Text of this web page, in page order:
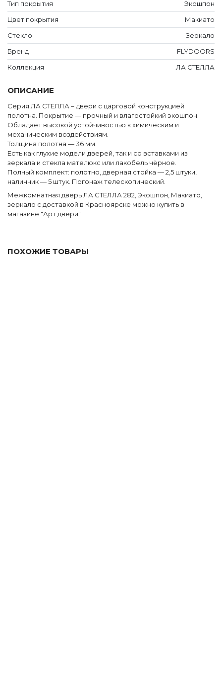
Дверцы для животных
ПОГОНАЖ
Наличники
Доборы
Дверные стойки
Тип покрытия
Экошпон
Цвет покрытия
Макиато
Стекло
Зеркало
Бренд
FLYDOORS
Коллекция
ЛА СТЕЛЛА
ОПИСАНИЕ
Cерия ЛА СТЕЛЛА – двери с царговой конструкцией
полотна. Покрытие — прочный и влагостойкий экошпон.
Обладает высокой устойчивостью к химическим и
механическим воздействиям.
Толщина полотна — 36 мм.
Есть как глухие модели дверей, так и со вставками из
зеркала и стекла мателюкс или лакобель чёрное.
Полный комплект: полотно, дверная стойка — 2,5 штуки,
наличник — 5 штук. Погонаж телескопический.
Межкомнатная дверь ЛА СТЕЛЛА 282, Экошпон, Макиато,
зеркало с доставкой в Красноярске можно купить в
магазине "Арт двери".
ПОХОЖИЕ ТОВАРЫ